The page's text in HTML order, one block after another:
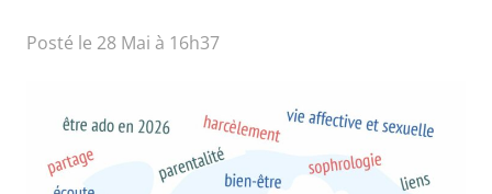
Posté le 28 Mai à 16h37